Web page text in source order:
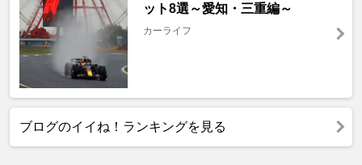
ット8選～愛知・三重編～
カーライフ
ブログのイイね！ランキングを見る